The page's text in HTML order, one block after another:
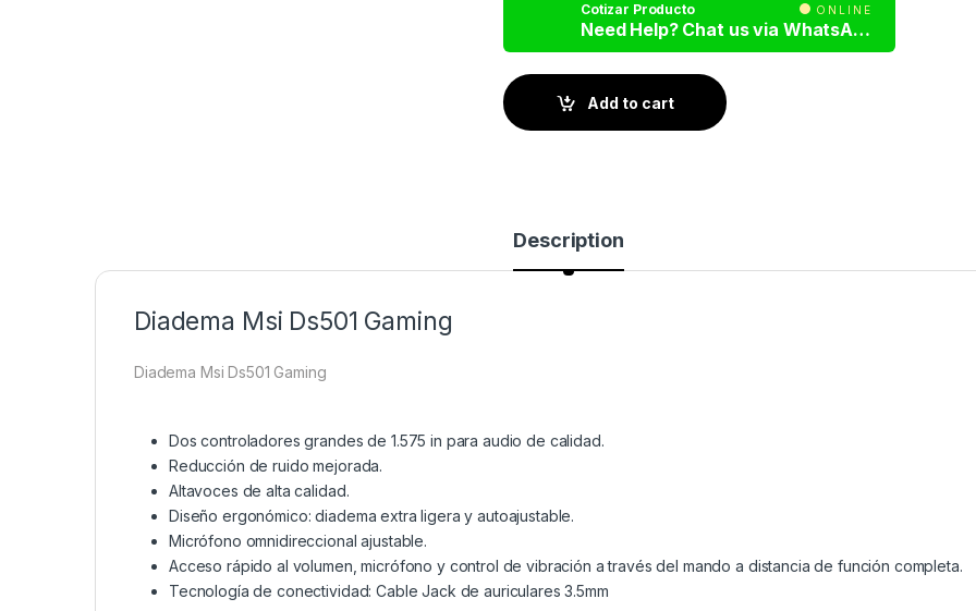
Cotizar Producto ONLINE
Need Help? Chat us via WhatsApp
Add to cart
Description
Diadema Msi Ds501 Gaming
Diadema Msi Ds501 Gaming
Dos controladores grandes de 1.575 in para audio de calidad.
Reducción de ruido mejorada.
Altavoces de alta calidad.
Diseño ergonómico: diadema extra ligera y autoajustable.
Micrófono omnidireccional ajustable.
Acceso rápido al volumen, micrófono y control de vibración a través del mando a distancia de función completa.
Tecnología de conectividad: Cable Jack de auriculares 3.5mm